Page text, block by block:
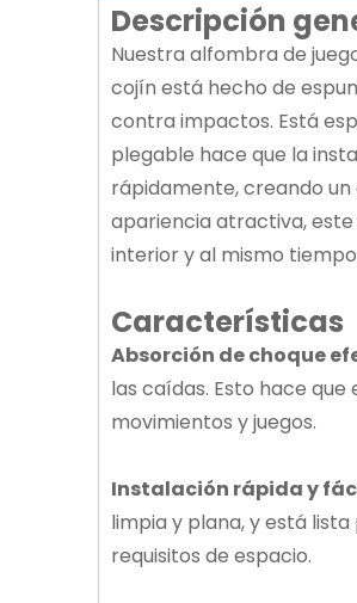
Descripción
Nuestra alfombra de
cojín está hecho de
contra impactos. Está
plegable hace que la
rápidamente, creando un
apariencia atractiva,
interior y al mismo
Características
Absorción de choque
las caídas. Esto hace
movimientos y juegos.
Instalación rápida y
limpia y plana, y está
requisitos de espacio.